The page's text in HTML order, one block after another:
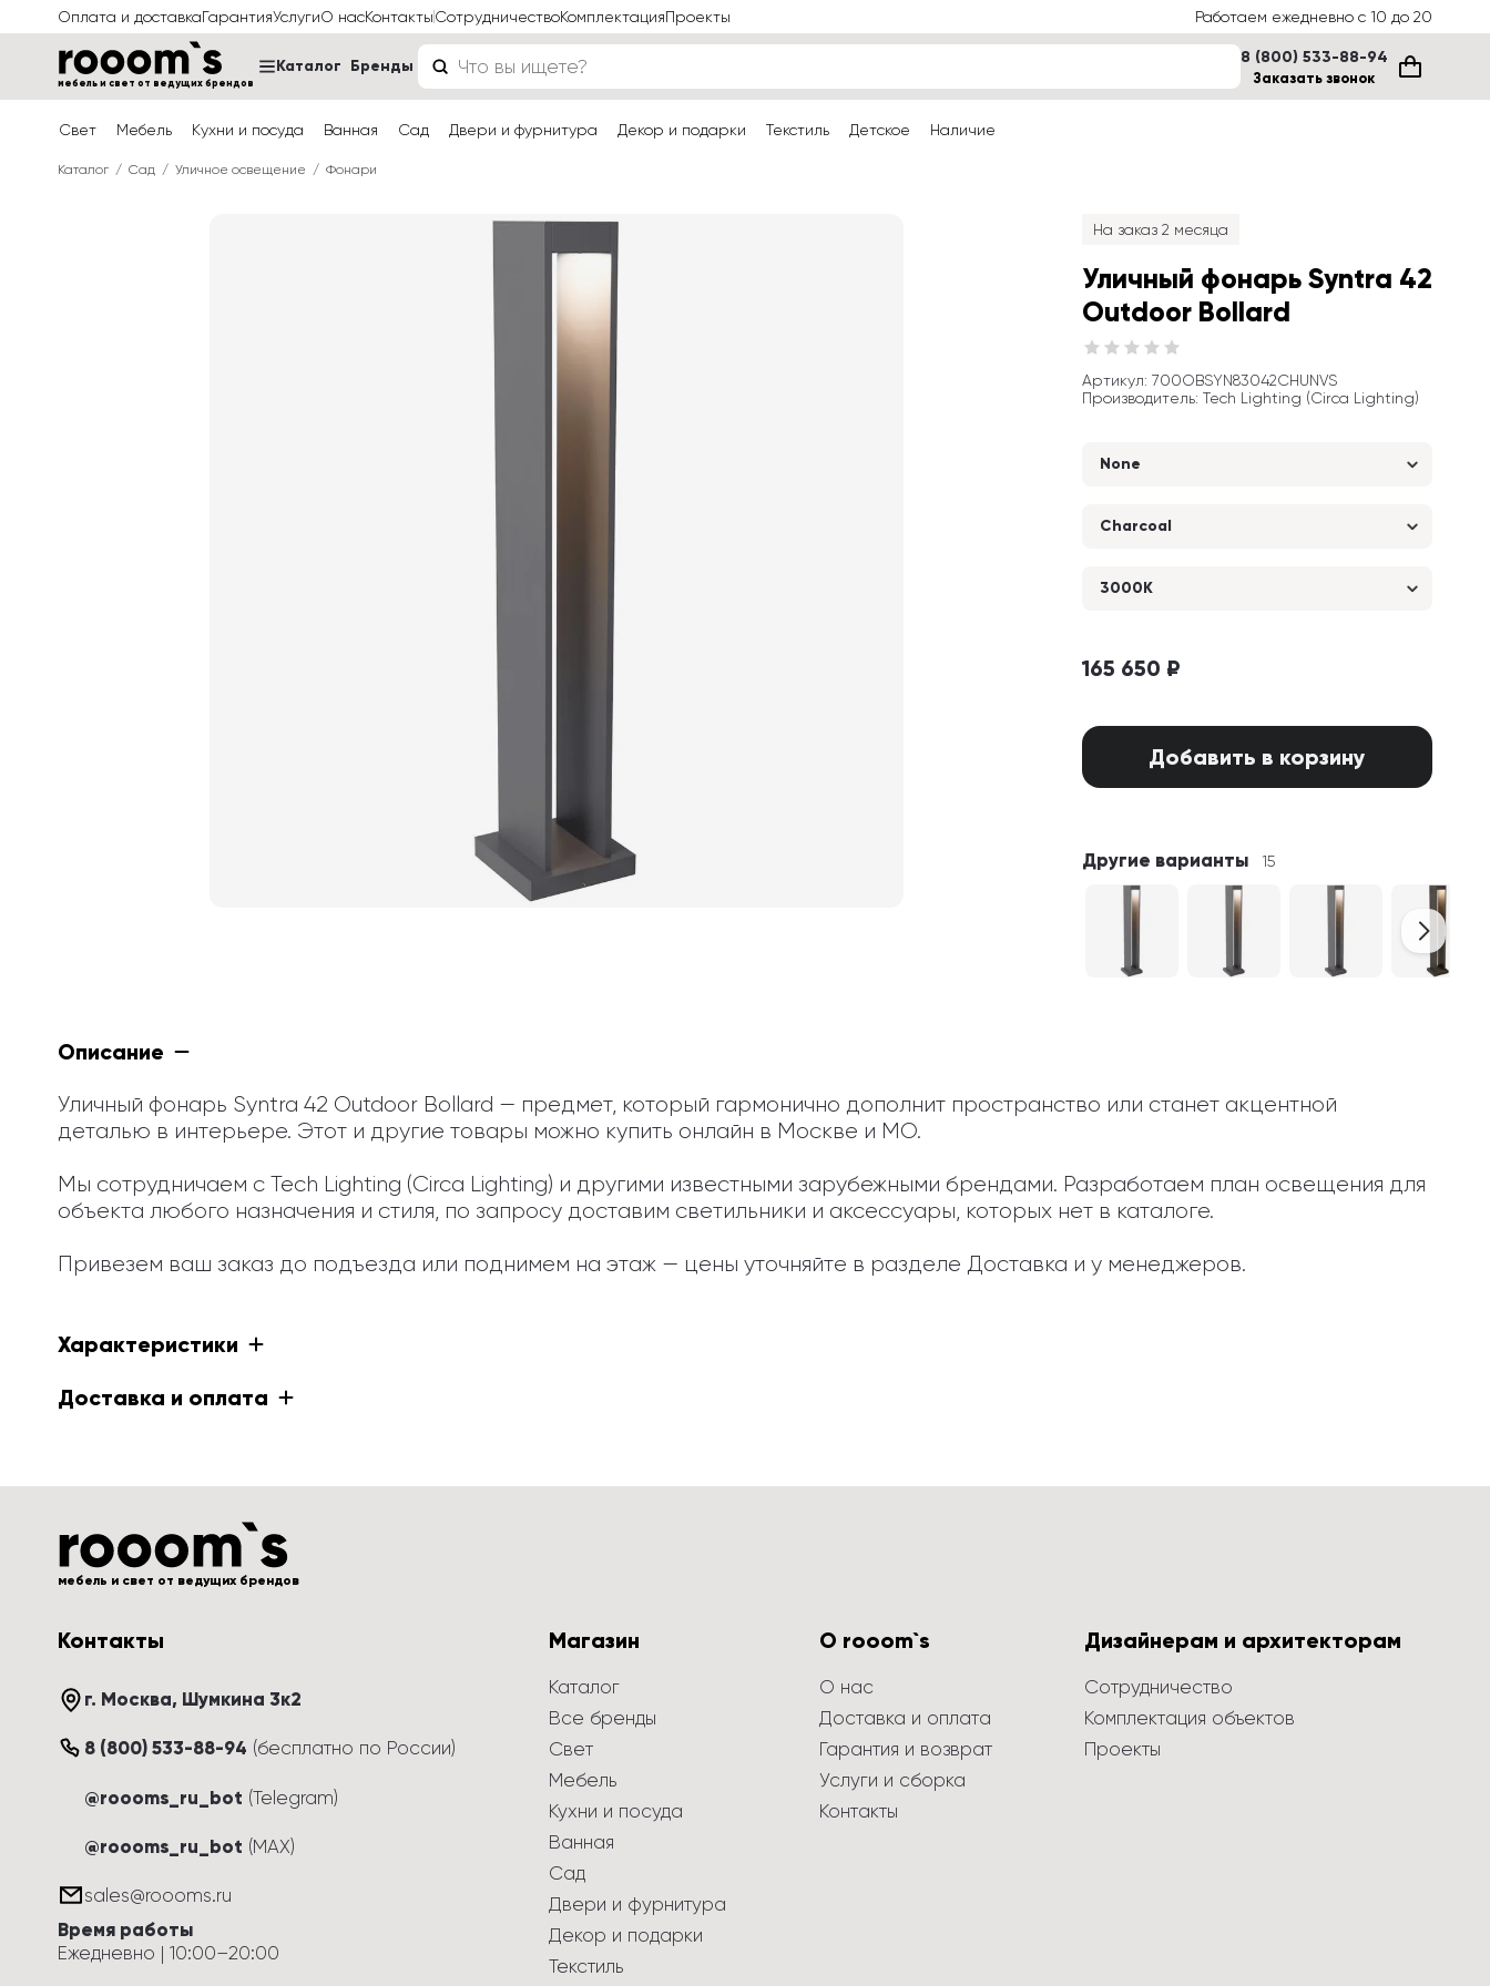
Оплата и доставкаГарантияУслугиО насКонтактыСотрудничествоКомплектацияПроекты Работаем ежедневно с 10 до 20
мебель и свет от ведущих брендов
Каталог Бренды 8 (800) 533-88-94
Заказать звонок
Свет Мебель Кухни и посуда Ванная Сад Двери и фурнитура Декор и подарки Текстиль Детское Наличие
Каталог Сад Уличное освещение Фонари
На заказ 2 месяца
Уличный фонарь Syntra 42
Outdoor Bollard
Артикул: 700OBSYN83042CHUNVS
Производитель: Tech Lighting (Circa Lighting)
None
Charcoal
3000K
165 650 ₽
Добавить в корзину
Другие варианты 15
Описание
Уличный фонарь Syntra 42 Outdoor Bollard — предмет, который гармонично дополнит пространство или станет акцентной
деталью в интерьере. Этот и другие товары можно купить онлайн в Москве и МО.
Мы сотрудничаем с Tech Lighting (Circa Lighting) и другими известными зарубежными брендами. Разработаем план освещения для
объекта любого назначения и стиля, по запросу доставим светильники и аксессуары, которых нет в каталоге.
Привезем ваш заказ до подъезда или поднимем на этаж — цены уточняйте в разделе Доставка и у менеджеров.
Характеристики
Доставка и оплата
мебель и свет от ведущих брендов
Контакты
г. Москва, Шумкина 3к2
8 (800) 533-88-94 (бесплатно по России)
@roooms_ru_bot (Telegram)
@roooms_ru_bot (MAX)
sales@roooms.ru
Время работы
Ежедневно | 10:00–20:00
Магазин
Каталог
Все бренды
Свет
Мебель
Кухни и посуда
Ванная
Сад
Двери и фурнитура
Декор и подарки
Текстиль
О rooom`s
О нас
Доставка и оплата
Гарантия и возврат
Услуги и сборка
Контакты
Дизайнерам и архитекторам
Сотрудничество
Комплектация объектов
Проекты